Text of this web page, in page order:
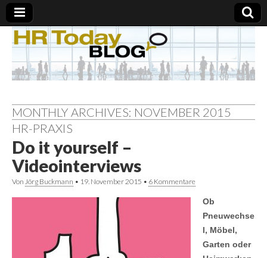
MONTHLY ARCHIVES: NOVEMBER 2015
HR-PRAXIS
Do it yourself –
Videointerviews
Von Jörg Buckmann • 19. November 2015 • 6 Kommentare
Ob
Pneuwechse
l, Möbel,
Garten oder